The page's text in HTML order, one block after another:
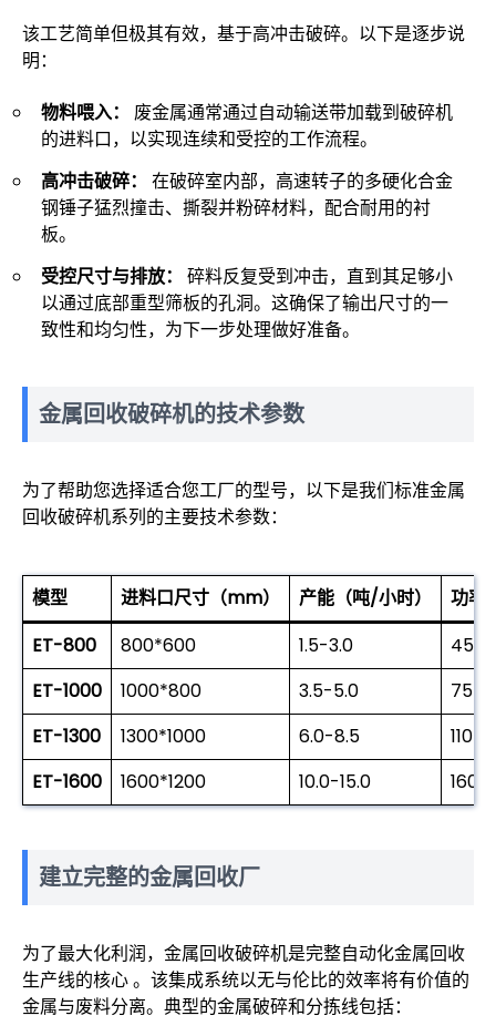
该工艺简单但极其有效，基于高冲击破碎。以下是逐步说
明：
物料喂入：
废金属通常通过自动输送带加载到破碎机
的进料口，以实现连续和受控的工作流程。
高冲击破碎： 在破碎室内部，高速转子的多硬化合金
钢锤子猛烈撞击、撕裂并粉碎材料，配合耐用的衬
板。
受控尺寸与排放：
碎料反复受到冲击，直到其足够小
以通过底部重型筛板的孔洞。这确保了输出尺寸的一
致性和均匀性，为下一步处理做好准备。
金属回收破碎机的技术参数
为了帮助您选择适合您工厂的型号，以下是我们标准金属
回收破碎机系列的主要技术参数：
模型 进料口尺寸（mm） 产能（吨/小时）
功率
ET-800
800*600 1.5-3.0
45-
ET-1000
1000*800 3.5-5.0
75-
ET-1300
1300*1000 6.0-8.5
110-
ET-1600
1600*1200 10.0-15.0 160-
建立完整的金属回收厂
为了最大化利润，金属回收破碎机是完整自动化金属回收
生产线的核心 。该集成系统以无与伦比的效率将有价值的
金属与废料分离。典型的金属破碎和分拣线包括：